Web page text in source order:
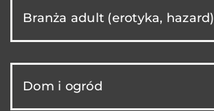
Branża adult (erotyka, hazard)
Dom i ogród